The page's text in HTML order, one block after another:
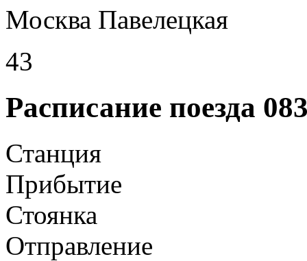
Москва Павелецкая
43
Расписание поезда
Станция
Прибытие
Стоянка
Отправление